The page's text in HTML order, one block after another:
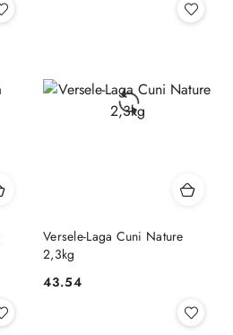
Versele-Laga Cuni Nature
2,3kg
Cena:
43.54